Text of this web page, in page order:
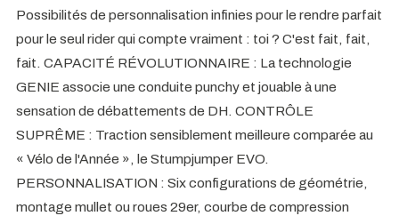
Possibilités de personnalisation infinies pour le rendre parfait
pour le seul rider qui compte vraiment : toi ? C'est fait, fait,
fait. CAPACITÉ RÉVOLUTIONNAIRE : La technologie
GENIE associe une conduite punchy et jouable à une
sensation de débattements de DH. CONTRÔLE
SUPRÊME : Traction sensiblement meilleure comparée au
« Vélo de l'Année », le Stumpjumper EVO.
PERSONNALISATION : Six configurations de géométrie,
montage mullet ou roues 29er, courbe de compression